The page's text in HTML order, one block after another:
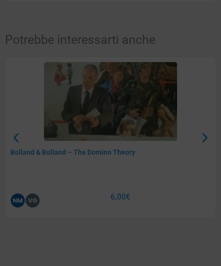
Potrebbe interessarti anche
Bolland & Bolland – The Domino Theory
6,00€